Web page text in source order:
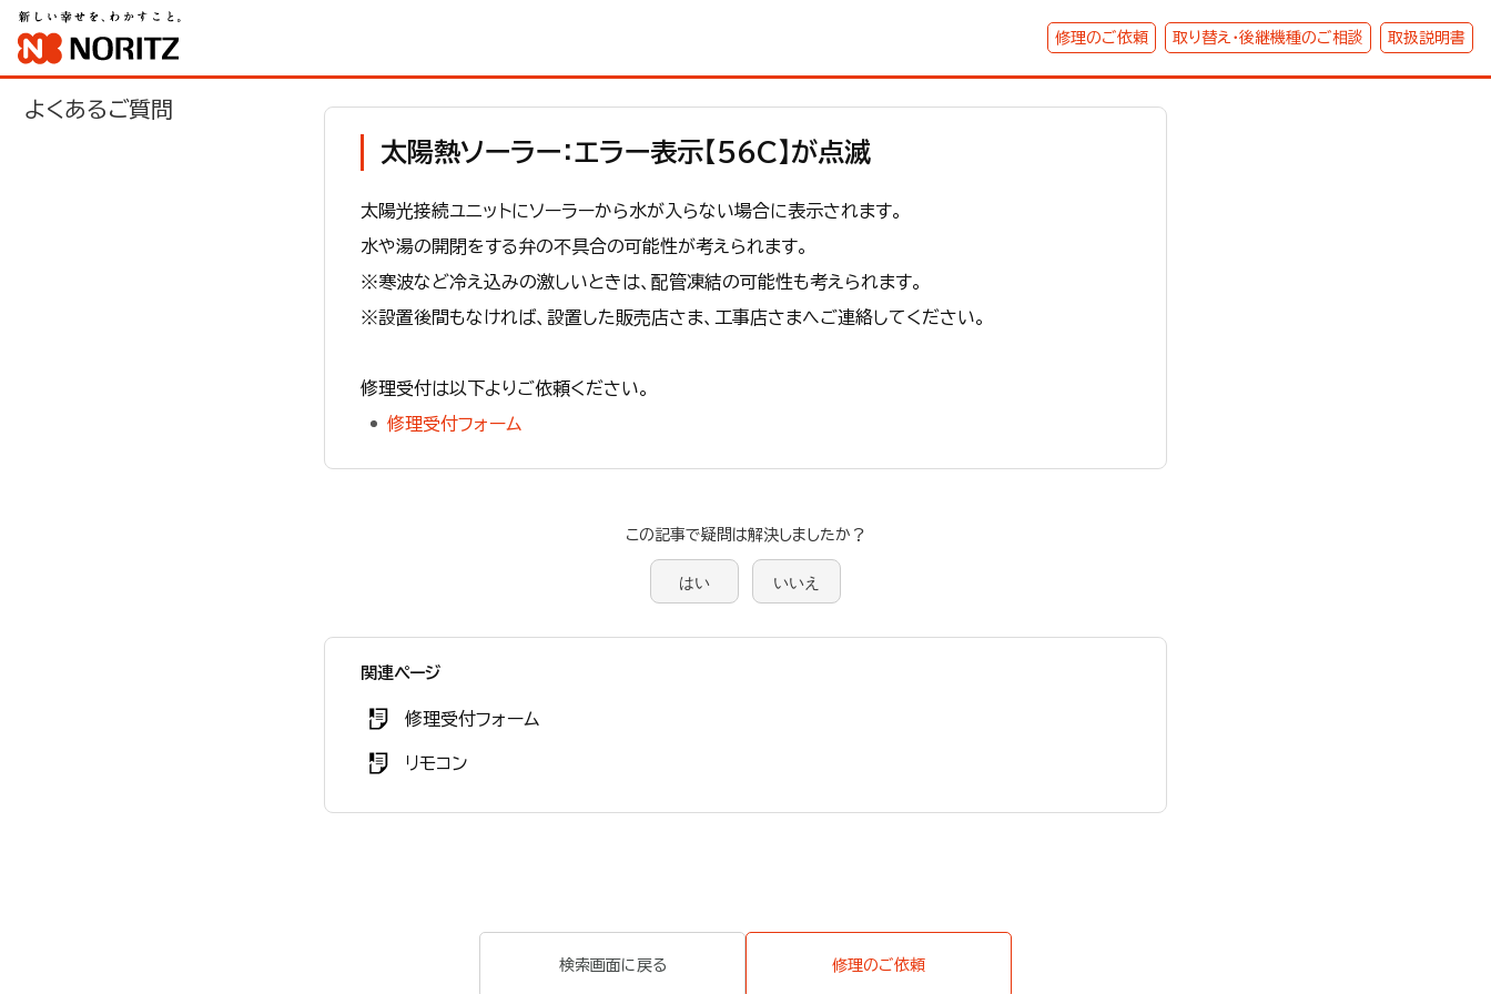
修理のご依頼 取り替え・後継機種のご相談 取扱説明書
よくあるご質問
太陽熱ソーラー：エラー表示【56C】が点滅
太陽光接続ユニットにソーラーから水が入らない場合に表示されます。
水や湯の開閉をする弁の不具合の可能性が考えられます。
※寒波など冷え込みの激しいときは、配管凍結の可能性も考えられます。
※設置後間もなければ、設置した販売店さま、工事店さまへご連絡してください。
修理受付は以下よりご依頼ください。
修理受付フォーム
この記事で疑問は解決しましたか？
はい いいえ
関連ページ
修理受付フォーム
リモコン
検索画面に戻る 修理のご依頼